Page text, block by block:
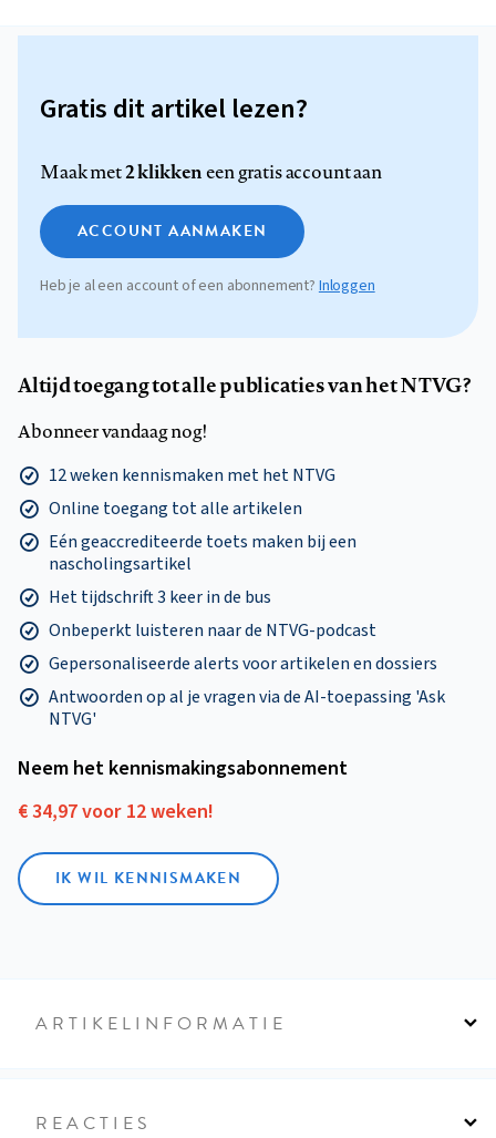
Gratis dit artikel lezen?
Maak met2 klikkeneen gratis account aan
ACCOUNT AANMAKEN
Heb je al een account of een abonnement? Inloggen
Altijd toegang tot alle publicaties van het NTVG?
Abonneer vandaag nog!
12 weken kennismaken met het NTVG
Online toegang tot alle artikelen
Eén geaccrediteerde toets maken bij een
nascholingsartikel
Het tijdschrift 3 keer in de bus
Onbeperkt luisteren naar de NTVG-podcast
Gepersonaliseerde alerts voor artikelen en dossiers
Antwoorden op al je vragen via de AI-toepassing 'Ask
NTVG'
Neem het kennismakings­abonnement
€ 34,97 voor 12 weken!
IK WIL KENNISMAKEN
ARTIKELINFORMATIE
REACTIES